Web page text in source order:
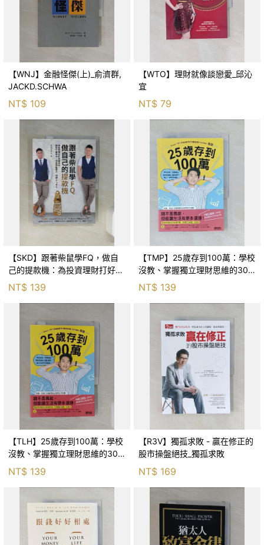
【WNJ】金融怪傑(上)_俞濟群,
JACKD.SCHWA
NT$ 109
【WTO】理財就像談戀愛_邱沁
宜
NT$ 79
【SKD】跟著柴鼠學FQ，做自
己的提款機：為投資理財打好基
本功，讓你不靠勞力，增加被動
收入，快速FIRE_柴鼠兄弟
NT$ 139
【TMP】25歲存到100萬：學校
沒教、掌握獨立理財思維的30
堂課，讓人生更有選擇權！_李
NT$ 139
【TLH】25歲存到100萬：學校
沒教、掌握獨立理財思維的30
堂課，讓人生更有選擇權！_李
NT$ 139
【R3V】獨孤求敗 - 贏在修正的
股市操盤絕技_獨孤求敗
NT$ 169